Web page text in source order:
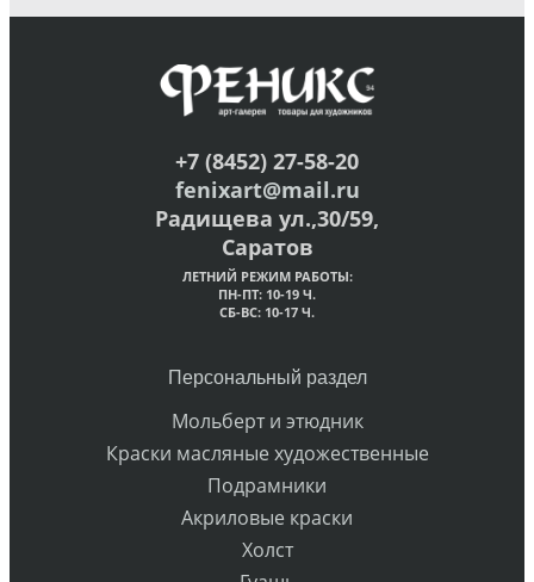
+7 (8452) 27-58-20
fenixart@mail.ru
Радищева ул.,30/59,
Саратов
ЛЕТНИЙ РЕЖИМ РАБОТЫ:
ПН-ПТ: 10-19 Ч.
СБ-ВС: 10-17 Ч.
Персональный раздел
Мольберт и этюдник
Краски масляные художественные
Подрамники
Акриловые краски
Холст